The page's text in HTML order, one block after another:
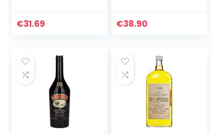
Single Malt |
€31.69
ung | 43% Vol |
€38.90